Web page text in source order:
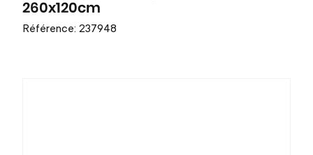
260x120cm
Référence: 237948